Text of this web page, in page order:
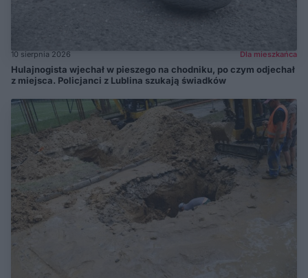
10 sierpnia 2026 Dla mieszkańca
Hulajnogista wjechał w pieszego na chodniku, po czym odjechał
z miejsca. Policjanci z Lublina szukają świadków